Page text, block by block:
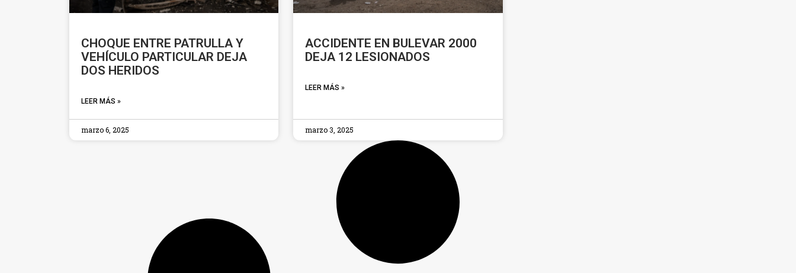
CHOQUE ENTRE PATRULLA Y
VEHÍCULO PARTICULAR DEJA
DOS HERIDOS
LEER MÁS »
marzo 6, 2025
ACCIDENTE EN BULEVAR 2000
DEJA 12 LESIONADOS
LEER MÁS »
marzo 3, 2025